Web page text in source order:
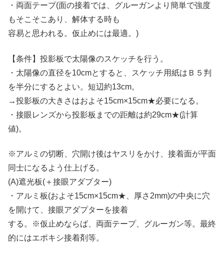
・両面テープ(面の接着では、グルーガンより簡単で強度
もそこそこあり、解体する時も
容易と思われる。仮止めには最適。)
【条件】投影板で太陽像のスケッチを行う。
・太陽像の直径を10cmとすると、スケッチ用紙はＢ５判
を半分にするとよい。短辺約13cm。
→投影板の大きさはおよそ15cm×15cm★必要になる。
・接眼レンズから投影板までの距離は約29cm★(計算
値)。
※アルミの切断、穴開け後はヤスリをかけ、接着面が平面
同士になるよう仕上げる。
(A)遮光板(＋接眼アダプター)
・アルミ板(およそ15cm×15cm★、厚さ2mm)の中央に穴
を開けて、接眼アダプターを接着
する。※仮止めならば、両面テープ、グルーガン等。最終
的にはエポキシ接着剤等。